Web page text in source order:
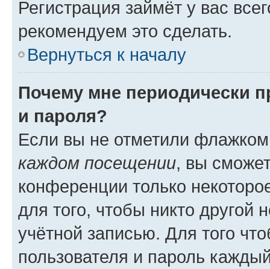
Регистрация займёт у вас
рекомендуем это сделать.
Вернуться к началу
Почему мне периодически
и пароля?
Если вы не отметили
каждом посещении, вы
конференции только
для того, чтобы никто другой
учётной записью. Для того
пользователя и пароль